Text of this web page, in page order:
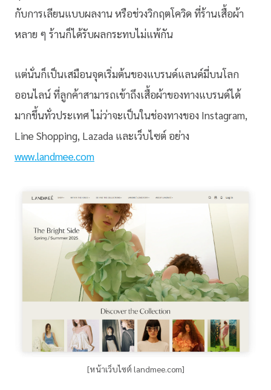
กับการเลียนแบบผลงาน หรือช่วงวิกฤตโควิด ที่ร้านเสื้อผ้า
หลาย ๆ ร้านก็ได้รับผลกระทบไม่แพ้กัน
แต่นั่นก็เป็นเสมือนจุดเริ่มต้นของแบรนด์แลนด์มี่บนโลก
ออนไลน์ ที่ลูกค้าสามารถเข้าถึงเสื้อผ้าของทางแบรนด์ได้
มากขึ้นทั่วประเทศ ไม่ว่าจะเป็นในช่องทางของ Instagram,
Line Shopping, Lazada และเว็บไซต์ อย่าง
www.landmee.com
[หน้าเว็บไซต์ landmee.com]